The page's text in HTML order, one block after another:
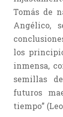
Tomás de
Angélico,
los
inmensa,
semillas
futuros
tiempo”